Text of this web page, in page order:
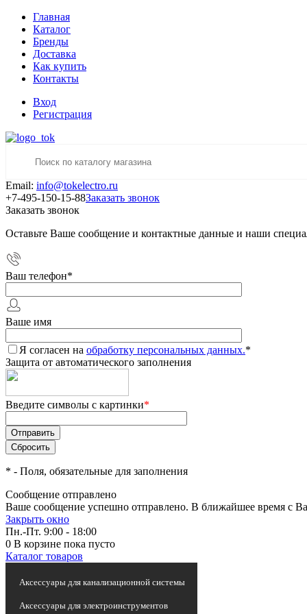
Главная
Каталог
Бренды
Доставка
Как купить
Контакты
Вход
Регистрация
Email: info@tokelectro.ru
+7-495-150-15-88Заказать звонок
Заказать звонок
Оставьте Ваше сообщение и контактные данные и наши
Ваш телефон*
Ваше имя
Я согласен на обработку персональных данных.*
Защита от автоматического заполнения
Введите символы с картинки*
* - Поля, обязательные для заполнения
Сообщение отправлено
Ваше сообщение успешно отправлено. В ближайшее время с
Закрыть окно
Пн.-Пт. 9:00 - 18:00
0 В корзине пока пусто
Каталог товаров
Аксессуары для канализационной системы
Аксессуары для электроинструментов